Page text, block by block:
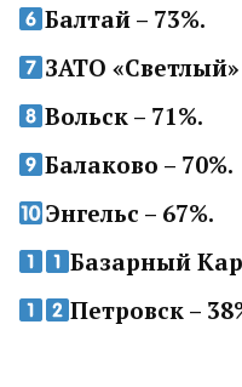
Балтай – 73%.
ЗАТО «Светлый»
Вольск – 71%.
Балаково – 70%.
Энгельс – 67%.
Базарный
Петровск –